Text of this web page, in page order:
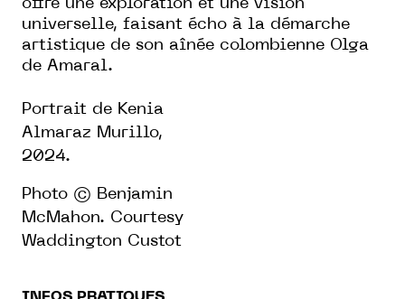
offre une exploration et une vision
universelle, faisant écho à la démarche
artistique de son aînée colombienne Olga
de Amaral.
Portrait de Kenia
Almaraz Murillo,
2024.
Photo © Benjamin
McMahon. Courtesy
Waddington Custot